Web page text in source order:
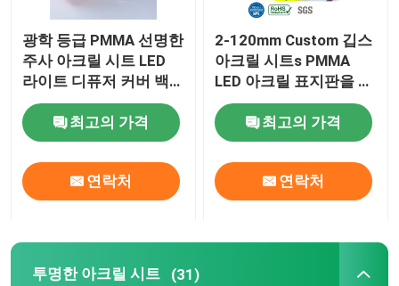
아크릴 디푸저 엽
2층 아크릴 시트
아크릴 시트를 반짝반짝 빛나세요
거품 아크릴 시트
광학 등급 PMMA 선명한
주사 아크릴 시트 LED
라이트 디퓨저 커버 백
라이트
최고의 가격
연락처
2-120mm Custom 깁스
아크릴 시트s PMMA
LED 아크릴 표지판을 위
한 PMMA
최고의 가격
연락처
투명한 아크릴 시트 (31)